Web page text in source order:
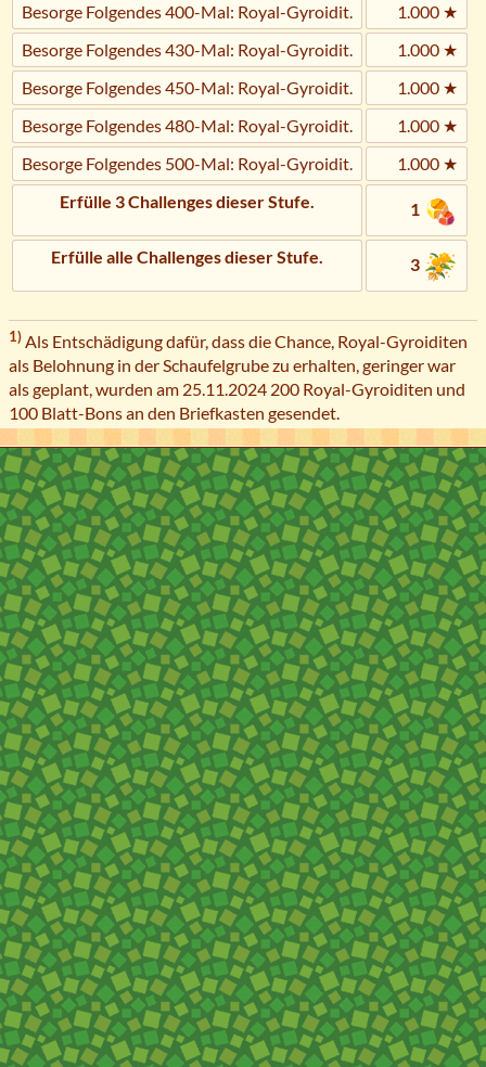
Besorge Folgendes 400-Mal: Royal-Gyroidit.
1.000 ★
Besorge Folgendes 430-Mal: Royal-Gyroidit.
1.000 ★
Besorge Folgendes 450-Mal: Royal-Gyroidit.
1.000 ★
Besorge Folgendes 480-Mal: Royal-Gyroidit.
1.000 ★
Besorge Folgendes 500-Mal: Royal-Gyroidit.
1.000 ★
Erfülle 3 Challenges dieser Stufe.
1
Erfülle alle Challenges dieser Stufe. 3
1)Als Entschädigung dafür, dass die Chance, Royal-Gyroiditen
als Belohnung in der Schaufelgrube zu erhalten, geringer war
als geplant, wurden am 25.11.2024 200 Royal-Gyroiditen und
100 Blatt-Bons an den Briefkasten gesendet.